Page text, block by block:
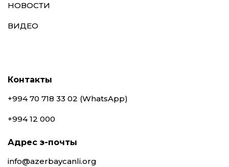
НОВОСТИ
ВИДЕО
Контакты
+994 70 718 33 02 (WhatsApp)
+994 12 000
Адрес э-почты
info@azerbaycanli.org